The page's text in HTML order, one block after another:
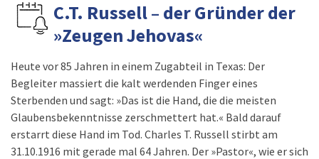
C.T. Russell – der Gründer der
»Zeugen Jehovas«
Heute vor 85 Jahren in einem Zugabteil in Texas: Der
Begleiter massiert die kalt werdenden Finger eines
Sterbenden und sagt: »Das ist die Hand, die die meisten
Glaubensbekenntnisse zerschmettert hat.« Bald darauf
erstarrt diese Hand im Tod. Charles T. Russell stirbt am
31.10.1916 mit gerade mal 64 Jahren. Der »Pastor«, wie er sich